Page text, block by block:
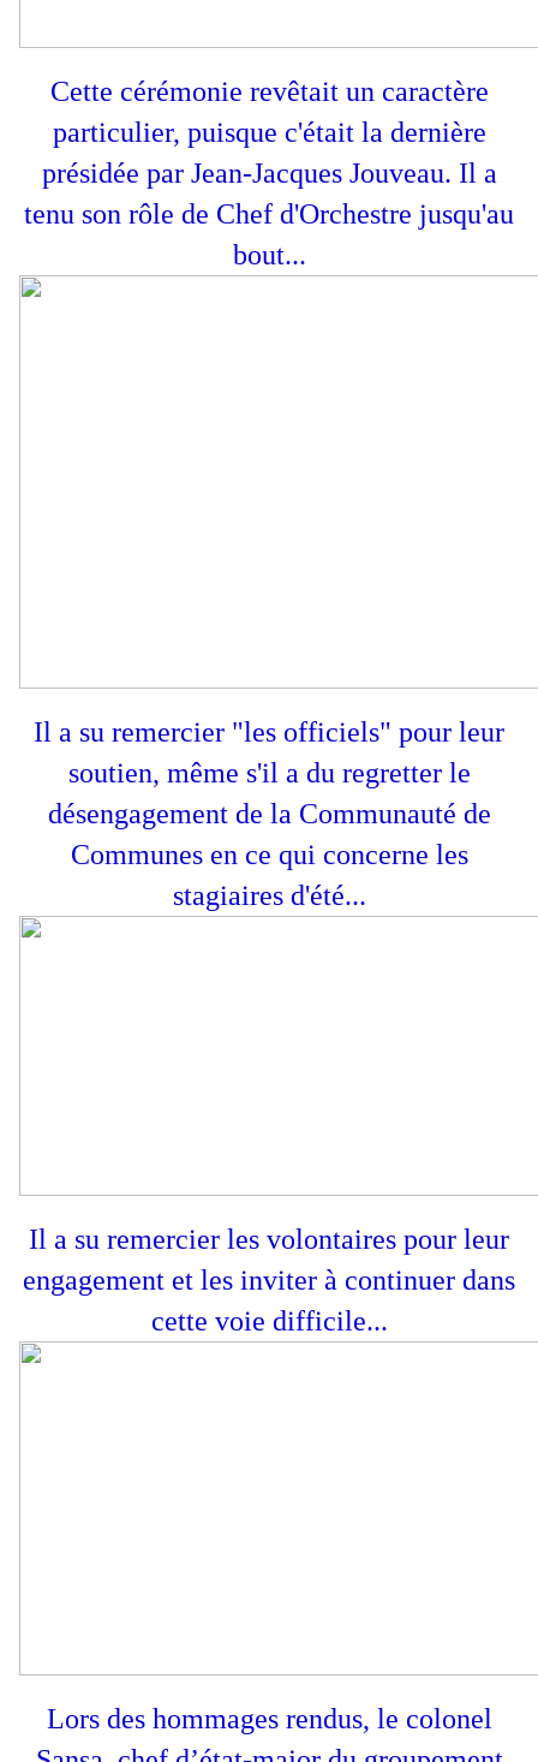
Cette cérémonie revêtait un caractère
particulier, puisque c'était la dernière
présidée par Jean-Jacques Jouveau. Il a
tenu son rôle de Chef d'Orchestre jusqu'au
bout...
Il a su remercier "les officiels" pour leur
soutien, même s'il a du regretter le
désengagement de la Communauté de
Communes en ce qui concerne les
stagiaires d'été...
Il a su remercier les volontaires pour leur
engagement et les inviter à continuer dans
cette voie difficile...
Lors des hommages rendus, le colonel